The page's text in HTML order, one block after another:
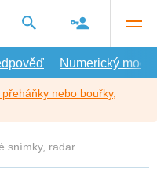
Numerický model
nebo bouřky,
snímky, radar